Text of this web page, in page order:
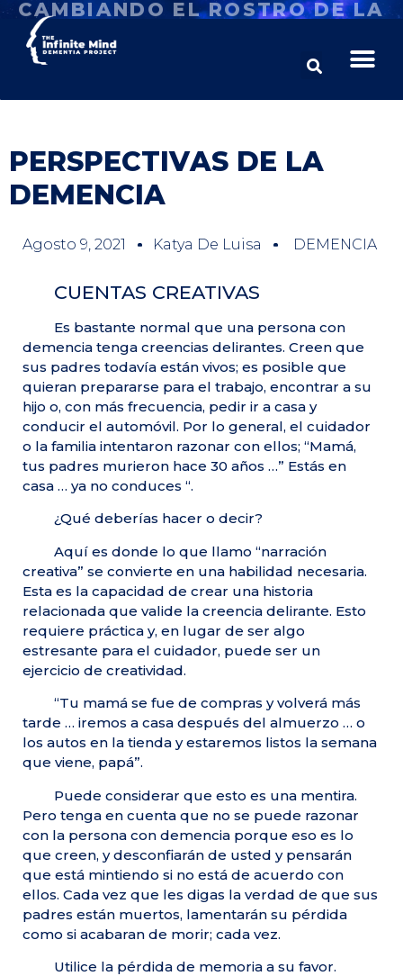
CAMBIANDO EL ROSTRO DE LA
PERSPECTIVAS DE LA
DEMENCIA
Agosto 9, 2021 Katya De Luisa DEMENCIA
CUENTAS CREATIVAS
Es bastante normal que una persona con
demencia tenga creencias delirantes. Creen que
sus padres todavía están vivos; es posible que
quieran prepararse para el trabajo, encontrar a su
hijo o, con más frecuencia, pedir ir a casa y
conducir el automóvil. Por lo general, el cuidador
o la familia intentaron razonar con ellos; “Mamá,
tus padres murieron hace 30 años …” Estás en
casa … ya no conduces “.
¿Qué deberías hacer o decir?
Aquí es donde lo que llamo “narración
creativa” se convierte en una habilidad necesaria.
Esta es la capacidad de crear una historia
relacionada que valide la creencia delirante. Esto
requiere práctica y, en lugar de ser algo
estresante para el cuidador, puede ser un
ejercicio de creatividad.
“Tu mamá se fue de compras y volverá más
tarde … iremos a casa después del almuerzo … o
los autos en la tienda y estaremos listos la semana
que viene, papá”.
Puede considerar que esto es una mentira.
Pero tenga en cuenta que no se puede razonar
con la persona con demencia porque eso es lo
que creen, y desconfiarán de usted y pensarán
que está mintiendo si no está de acuerdo con
ellos. Cada vez que les digas la verdad de que sus
padres están muertos, lamentarán su pérdida
como si acabaran de morir; cada vez.
Utilice la pérdida de memoria a su favor.